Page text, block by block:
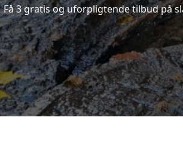
Få 3 gratis og uforpligtende tilbud på